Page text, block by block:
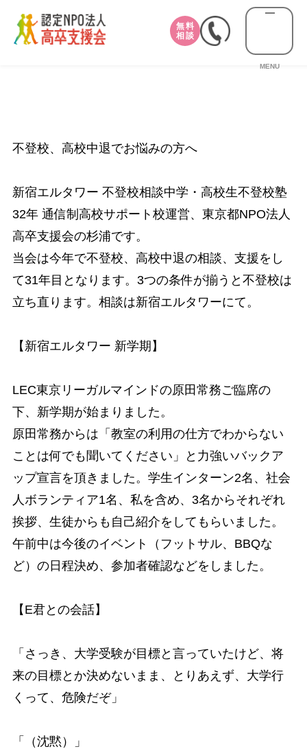
無料
相談
MENU
不登校、高校中退でお悩みの方へ
新宿エルタワー 不登校相談中学・高校生不登校塾
32年 通信制高校サポート校運営、東京都NPO法人
高卒支援会の杉浦です。
当会は今年で不登校、高校中退の相談、支援をし
て31年目となります。3つの条件が揃うと不登校は
立ち直ります。相談は新宿エルタワーにて。
【新宿エルタワー 新学期】
LEC東京リーガルマインドの原田常務ご臨席の
下、新学期が始まりました。
原田常務からは「教室の利用の仕方でわからない
ことは何でも聞いてください」と力強いバックア
ップ宣言を頂きました。学生インターン2名、社会
人ボランティア1名、私を含め、3名からそれぞれ
挨拶、生徒からも自己紹介をしてもらいました。
午前中は今後のイベント（フットサル、BBQな
ど）の日程決め、参加者確認などをしました。
【E君との会話】
「さっき、大学受験が目標と言っていたけど、将
来の目標とか決めないまま、とりあえず、大学行
くって、危険だぞ」
「（沈黙）」